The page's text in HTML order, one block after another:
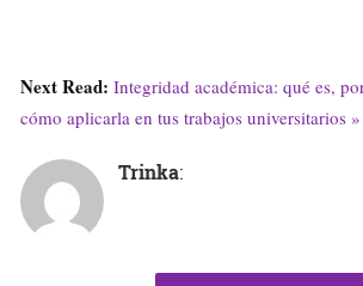
Next Read: Integridad académica: qué es,
cómo aplicarla en tus trabajos universitarios »
Trinka: